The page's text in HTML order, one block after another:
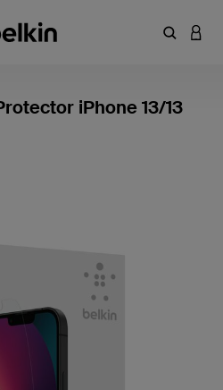
キーワアカ
iPhone 13/13